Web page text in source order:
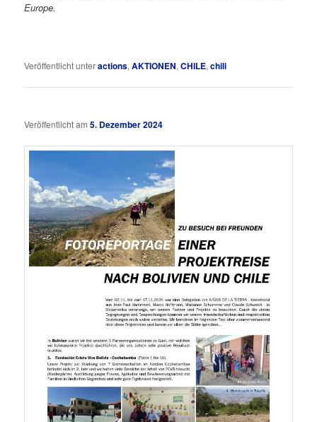
Europe.
Veröffentlicht unteractions,AKTIONEN,CHILE,chili
Veröffentlicht am5. Dezember 2024